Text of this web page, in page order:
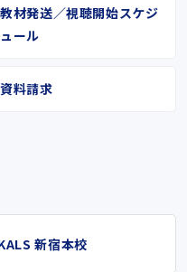
教材発送／視聴開始スケジ
ュール
資料請求
新宿本校